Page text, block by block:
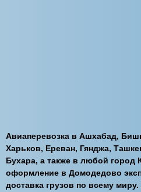
Авиаперевозка в Ашхабад,
Харьков, Ереван, Гянджа,
Бухара, а также в любой город
оформление в Домодедово
доставка грузов по всему